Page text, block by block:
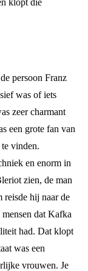
klopt die
persoon Franz
was of iets
zeer charmant
een grote fan van
vinden.
en enorm in
zien, de man
reisde hij naar de
dat Kafka
had. Dat klopt
was een
vrouwen. Je